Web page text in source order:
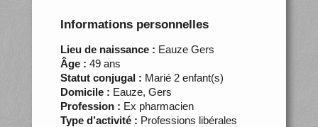
Informations personnelles
Lieu de naissance : Eauze Gers
Âge : 49 ans
Statut conjugal : Marié 2 enfant(s)
Domicile : Eauze, Gers
Profession : Ex pharmacien
Type d’activité : Professions libérales